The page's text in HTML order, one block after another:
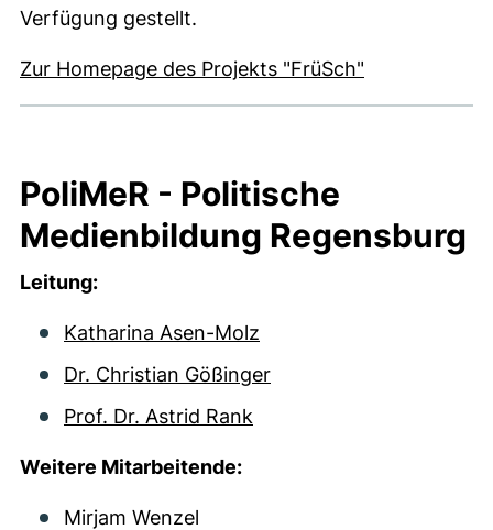
Verfügung gestellt.
Zur Homepage des Projekts "FrüSch"
PoliMeR - Politische
Medienbildung Regensburg
Leitung:
Katharina Asen-Molz
Dr. Christian Gößinger
Prof. Dr. Astrid Rank
Weitere Mitarbeitende:
Mirjam Wenzel